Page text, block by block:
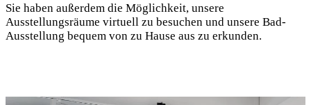
Sie haben außerdem die Möglichkeit, unsere
Ausstellungsräume virtuell zu besuchen und unsere Bad-
Ausstellung bequem von zu Hause aus zu erkunden.